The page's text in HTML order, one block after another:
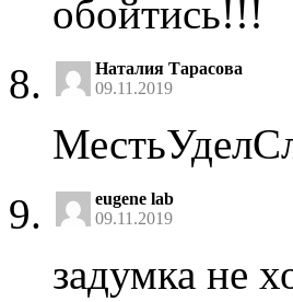
обойтись!!!
Наталия Тарасова
09.11.2019
eugene lab
09.11.2019
задумка не